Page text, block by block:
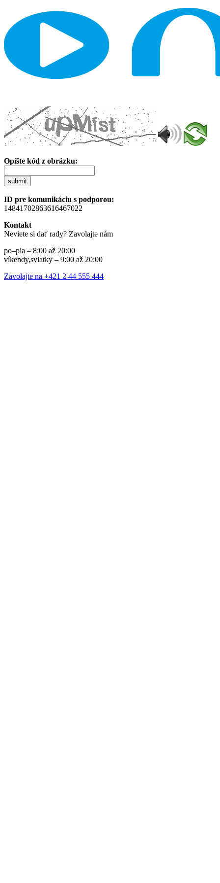
Opíšte kód z obrázku:
submit
ID pre komunikáciu s podporou:
14841702863616467022
Kontakt
Neviete si dať rady? Zavolajte nám
po–pia – 8:00 až 20:00
víkendy,sviatky – 9:00 až 20:00
Zavolajte na +421 2 44 555 444